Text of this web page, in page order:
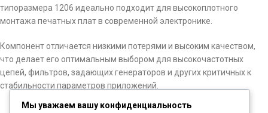
типоразмера 1206 идеально подходит для высокоплотного
монтажа печатных плат в современной электронике.
Компонент отличается низкими потерями и высоким качеством,
что делает его оптимальным выбором для высокочастотных
цепей, фильтров, задающих генераторов и других критичных к
стабильности параметров приложений.
Мы уважаем вашу конфиденциальность